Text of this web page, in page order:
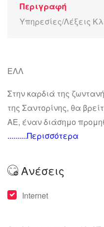
Περιγραφή
Υπηρεσίες/Λέξεις
ΕΛΛ
Στην καρδιά της
της Σαντορίνης, θα
ΑΕ, έναν διάσημο
και τροφίμων. Το
νησί, συμβάλλοντας
χαρακτηρίζει αυτόν
Η ευρεία γκάμα των
..........Περισσότερα
Ανέσεις
Internet